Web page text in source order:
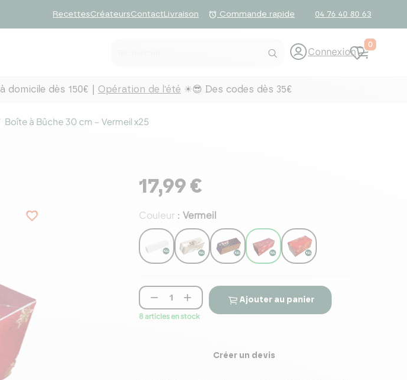
RecettesCréateursContactLivraison alarm Commande rapide 04 76 40 80 63
Connexion
0
à domicile dès 150€ | Opération de l'été ☀😎 Des codes dès 35€
Boîte à Bûche 30 cm – Vermeil x25
favorite_border
17,99 €
Couleur : Vermeil
 
8 articles en stock
Ajouter au panier
Créer un devis